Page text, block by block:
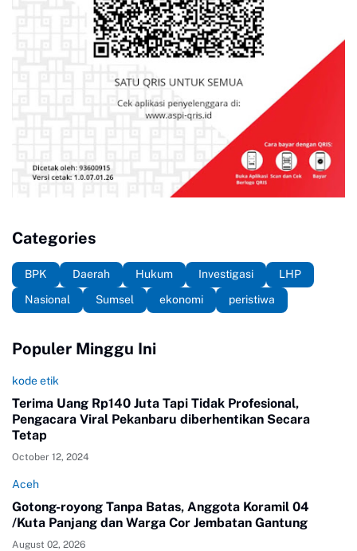
Categories
BPK Daerah Hukum Investigasi
LHP
Nasional
Sumsel ekonomi peristiwa
Populer Minggu Ini
kode etik
Terima Uang Rp140 Juta Tapi Tidak Profesional,
Pengacara Viral Pekanbaru diberhentikan Secara
Tetap
October 12, 2024
Aceh
Gotong-royong Tanpa Batas, Anggota Koramil 04
/Kuta Panjang dan Warga Cor Jembatan Gantung
August 02, 2026